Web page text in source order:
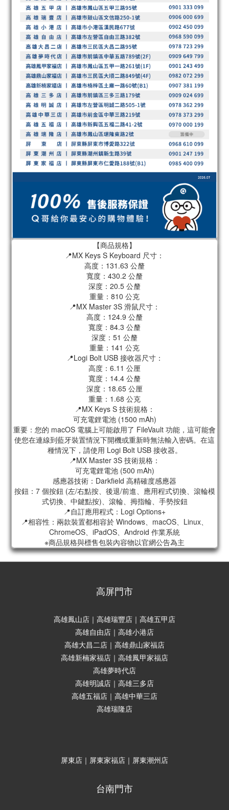
【商品規格】
📍MX Keys S Keyboard 尺寸：
高度：131.63 公釐
寬度：430.2 公釐
深度：20.5 公釐
重量：810 公克
📍MX Master 3S 滑鼠尺寸：
高度：124.9 公釐
寬度：84.3 公釐
深度：51 公釐
重量：141 公克
📍Logi Bolt USB 接收器尺寸：
高度：6.11 公厘
寬度：14.4 公釐
深度：18.65 公厘
重量：1.68 公克
📍MX Keys S 技術規格：
可充電鋰電池 (1500 mAh)
重要：您的 macOS 電腦上可能啟用了 FileVault 功能，這可能會
使您在連線到藍牙裝置情況下開機或重新時無法輸入密碼。在這
種情況下，請使用 Logi Bolt USB 接收器。
📍MX Master 3S 技術規格：
可充電鋰電池 (500 mAh)
感應器技術：Darkfield 高精確度感應器
按鈕：7 個按鈕 (左/右點按、後退/前進、應用程式切換、滾輪模
式切換、中鍵點按)、滾輪、拇指輪、手勢按鈕
📍自訂應用程式：Logi Options+
📍相容性：兩款裝置都相容於 Windows、macOS、Linux、
ChromeOS、iPadOS、Android 作業系統
※商品規格與標售包裝內容物以官網公告為主
高屏門市
高雄鳳山店｜高雄瑞豐店｜高雄五甲店
高雄自由店｜高雄小港店
高雄大昌二店｜高雄鼎山家福店
高雄新楠家福店｜高雄鳳甲家福店
高雄夢時代店
高雄明誠店｜高雄三多店
高雄五福店｜高雄中華三店
高雄瑞隆店
屏東店｜屏東家福店｜屏東潮州店
台南門市